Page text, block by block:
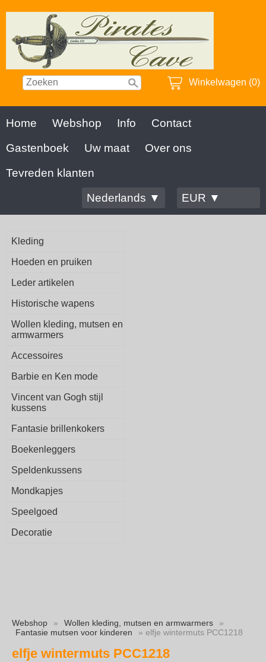
Winkelwagen (0)
Home Webshop Info
Contact
Gastenboek
Uw maat
Over ons
Tevreden klanten
Nederlands ▼
EUR ▼
Kleding
Hoeden en pruiken
Leder artikelen
Historische wapens
Wollen kleding, mutsen en
armwarmers
Accessoires
Barbie en Ken mode
Vincent van Gogh stijl
kussens
Fantasie brillenkokers
Boekenleggers
Speldenkussens
Mondkapjes
Speelgoed
Decoratie
Webshop » Wollen kleding, mutsen en armwarmers
»
Fantasie mutsen voor kinderen
» elfje wintermuts PCC1218
elfje wintermuts PCC1218